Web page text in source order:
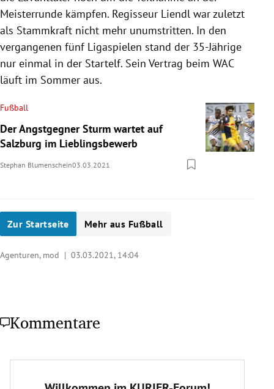
Meisterrunde kämpfen. Regisseur Liendl war zuletzt
als Stammkraft nicht mehr unumstritten. In den
vergangenen fünf Ligaspielen stand der 35-Jährige
nur einmal in der Startelf. Sein Vertrag beim WAC
läuft im Sommer aus.
Fußball
Der Angstgegner Sturm wartet auf
Salzburg im Lieblingsbewerb
Stephan Blumenschein03.03.2021
Zur Startseite Mehr aus Fußball
Agenturen, mod | 03.03.2021, 14:04
Kommentare